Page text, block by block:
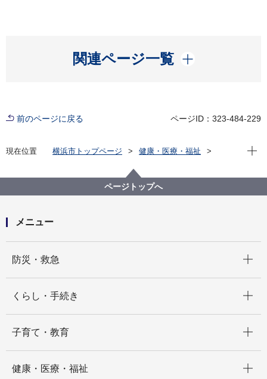
関連ページ一覧
開く
前のページに戻る ページID：323-484-229
現在位置 横浜市トップページ
健康・医療・福祉
市内公共施設等バリアフリー情報
外国人墓地
現在
ページトップへ
メニュー
防災・救急
くらし・手続き
子育て・教育
健康・医療・福祉